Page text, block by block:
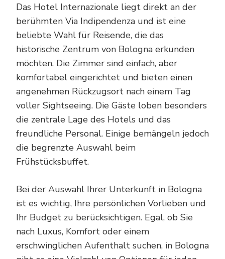
Das Hotel Internazionale liegt direkt an der
berühmten Via Indipendenza und ist eine
beliebte Wahl für Reisende, die das
historische Zentrum von Bologna erkunden
möchten. Die Zimmer sind einfach, aber
komfortabel eingerichtet und bieten einen
angenehmen Rückzugsort nach einem Tag
voller Sightseeing. Die Gäste loben besonders
die zentrale Lage des Hotels und das
freundliche Personal. Einige bemängeln jedoch
die begrenzte Auswahl beim
Frühstücksbuffet.
Bei der Auswahl Ihrer Unterkunft in Bologna
ist es wichtig, Ihre persönlichen Vorlieben und
Ihr Budget zu berücksichtigen. Egal, ob Sie
nach Luxus, Komfort oder einem
erschwinglichen Aufenthalt suchen, in Bologna